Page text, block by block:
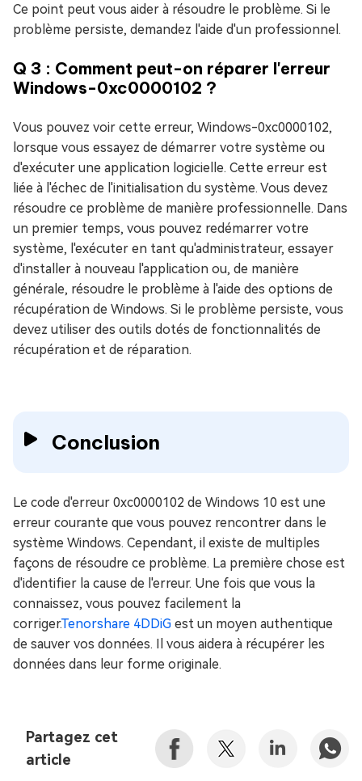
Ce point peut vous aider à résoudre le problème. Si le
problème persiste, demandez l'aide d'un professionnel.
Q 3 : Comment peut-on réparer l'erreur
Windows-0xc0000102 ?
Vous pouvez voir cette erreur, Windows-0xc0000102,
lorsque vous essayez de démarrer votre système ou
d'exécuter une application logicielle. Cette erreur est
liée à l'échec de l'initialisation du système. Vous devez
résoudre ce problème de manière professionnelle. Dans
un premier temps, vous pouvez redémarrer votre
système, l'exécuter en tant qu'administrateur, essayer
d'installer à nouveau l'application ou, de manière
générale, résoudre le problème à l'aide des options de
récupération de Windows. Si le problème persiste, vous
devez utiliser des outils dotés de fonctionnalités de
récupération et de réparation.
Conclusion
Le code d'erreur 0xc0000102 de Windows 10 est une
erreur courante que vous pouvez rencontrer dans le
système Windows. Cependant, il existe de multiples
façons de résoudre ce problème. La première chose est
d'identifier la cause de l'erreur. Une fois que vous la
connaissez, vous pouvez facilement la
corriger.Tenorshare 4DDiG est un moyen authentique
de sauver vos données. Il vous aidera à récupérer les
données dans leur forme originale.
Partagez cet
article